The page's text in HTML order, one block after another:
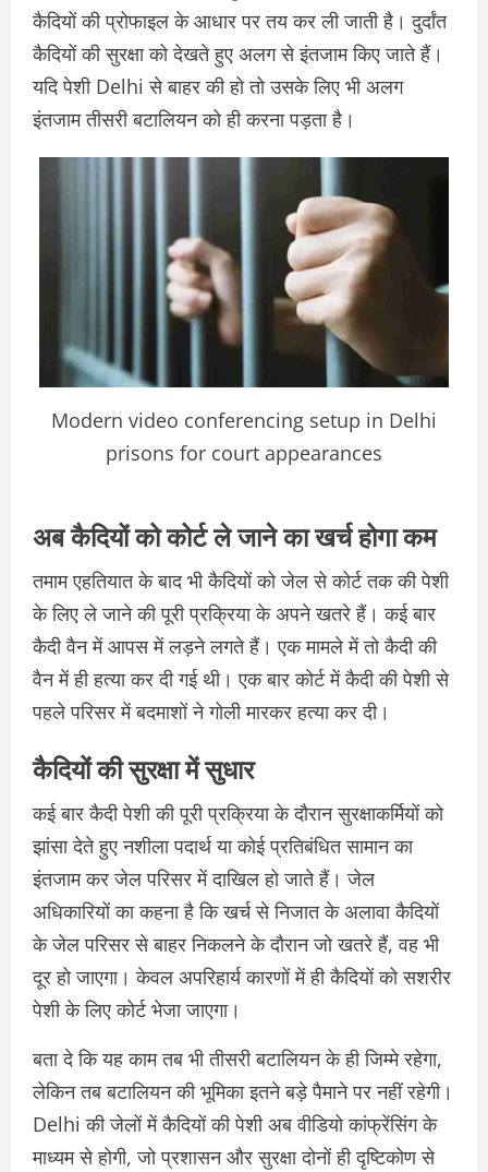
कैदियों की प्रोफाइल के आधार पर तय कर ली जाती है। दुर्दांत
कैदियों की सुरक्षा को देखते हुए अलग से इंतजाम किए जाते हैं।
यदि पेशी Delhi से बाहर की हो तो उसके लिए भी अलग
इंतजाम तीसरी बटालियन को ही करना पड़ता है।
Modern video conferencing setup in Delhi
prisons for court appearances
अब कैदियों को कोर्ट ले जाने का खर्च होगा कम
तमाम एहतियात के बाद भी कैदियों को जेल से कोर्ट तक की पेशी
के लिए ले जाने की पूरी प्रक्रिया के अपने खतरे हैं। कई बार
कैदी वैन में आपस में लड़ने लगते हैं। एक मामले में तो कैदी की
वैन में ही हत्या कर दी गई थी। एक बार कोर्ट में कैदी की पेशी से
पहले परिसर में बदमाशों ने गोली मारकर हत्या कर दी।
कैदियों की सुरक्षा में सुधार
कई बार कैदी पेशी की पूरी प्रक्रिया के दौरान सुरक्षाकर्मियों को
झांसा देते हुए नशीला पदार्थ या कोई प्रतिबंधित सामान का
इंतजाम कर जेल परिसर में दाखिल हो जाते हैं। जेल
अधिकारियों का कहना है कि खर्च से निजात के अलावा कैदियों
के जेल परिसर से बाहर निकलने के दौरान जो खतरे हैं, वह भी
दूर हो जाएगा। केवल अपरिहार्य कारणों में ही कैदियों को सशरीर
पेशी के लिए कोर्ट भेजा जाएगा।
बता दे कि यह काम तब भी तीसरी बटालियन के ही जिम्मे रहेगा,
लेकिन तब बटालियन की भूमिका इतने बड़े पैमाने पर नहीं रहेगी।
Delhi की जेलों में कैदियों की पेशी अब वीडियो कांफ्रेंसिंग के
माध्यम से होगी, जो प्रशासन और सुरक्षा दोनों ही दृष्टिकोण से